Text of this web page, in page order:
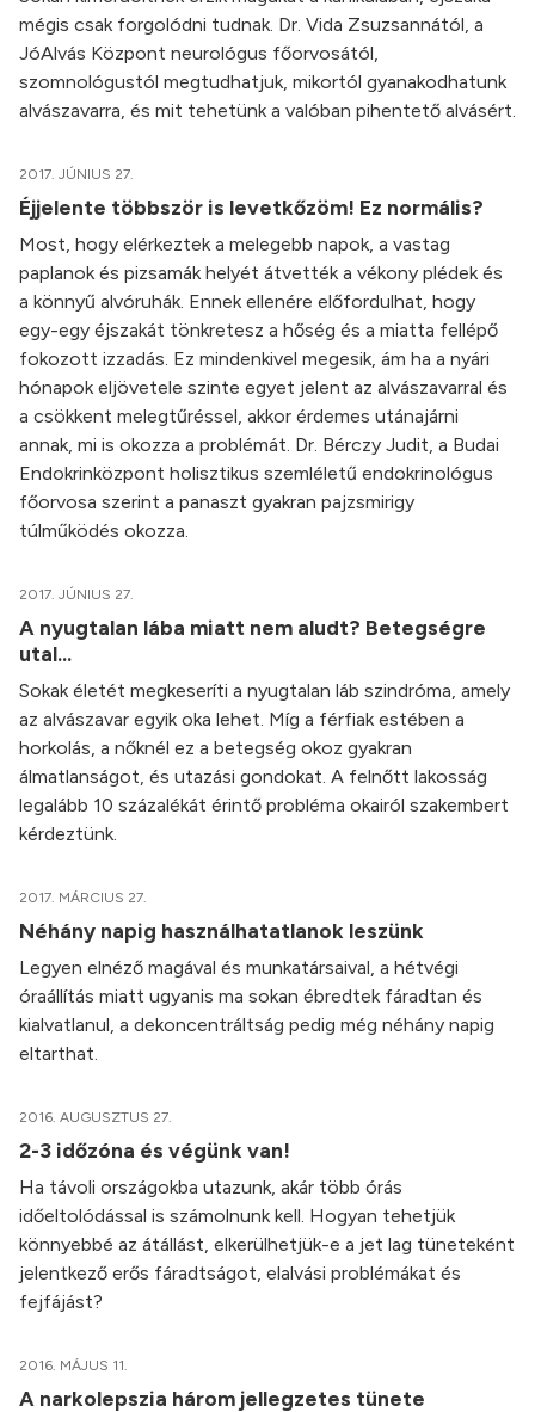
mégis csak forgolódni tudnak. Dr. Vida Zsuzsannától, a
JóAlvás Központ neurológus főorvosától,
szomnológustól megtudhatjuk, mikortól gyanakodhatunk
alvászavarra, és mit tehetünk a valóban pihentető alvásért.
2017. JÚNIUS 27.
Éjjelente többször is levetkőzöm! Ez normális?
Most, hogy elérkeztek a melegebb napok, a vastag
paplanok és pizsamák helyét átvették a vékony plédek és
a könnyű alvóruhák. Ennek ellenére előfordulhat, hogy
egy-egy éjszakát tönkretesz a hőség és a miatta fellépő
fokozott izzadás. Ez mindenkivel megesik, ám ha a nyári
hónapok eljövetele szinte egyet jelent az alvászavarral és
a csökkent melegtűréssel, akkor érdemes utánajárni
annak, mi is okozza a problémát. Dr. Bérczy Judit, a Budai
Endokrinközpont holisztikus szemléletű endokrinológus
főorvosa szerint a panaszt gyakran pajzsmirigy
túlműködés okozza.
2017. JÚNIUS 27.
A nyugtalan lába miatt nem aludt? Betegségre
utal...
Sokak életét megkeseríti a nyugtalan láb szindróma, amely
az alvászavar egyik oka lehet. Míg a férfiak estében a
horkolás, a nőknél ez a betegség okoz gyakran
álmatlanságot, és utazási gondokat. A felnőtt lakosság
legalább 10 százalékát érintő probléma okairól szakembert
kérdeztünk.
2017. MÁRCIUS 27.
Néhány napig használhatatlanok leszünk
Legyen elnéző magával és munkatársaival, a hétvégi
óraállítás miatt ugyanis ma sokan ébredtek fáradtan és
kialvatlanul, a dekoncentráltság pedig még néhány napig
eltarthat.
2016. AUGUSZTUS 27.
2-3 időzóna és végünk van!
Ha távoli országokba utazunk, akár több órás
időeltolódással is számolnunk kell. Hogyan tehetjük
könnyebbé az átállást, elkerülhetjük-e a jet lag tüneteként
jelentkező erős fáradtságot, elalvási problémákat és
fejfájást?
2016. MÁJUS 11.
A narkolepszia három jellegzetes tünete